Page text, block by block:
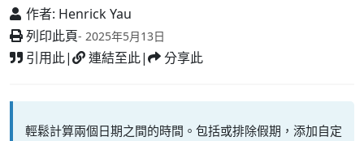
作者: Henrick Yau
列印此頁- 2025年5月13日
引用此| 連結至此| 分享此
輕鬆計算兩個日期之間的時間。包括或排除假期，添加自定